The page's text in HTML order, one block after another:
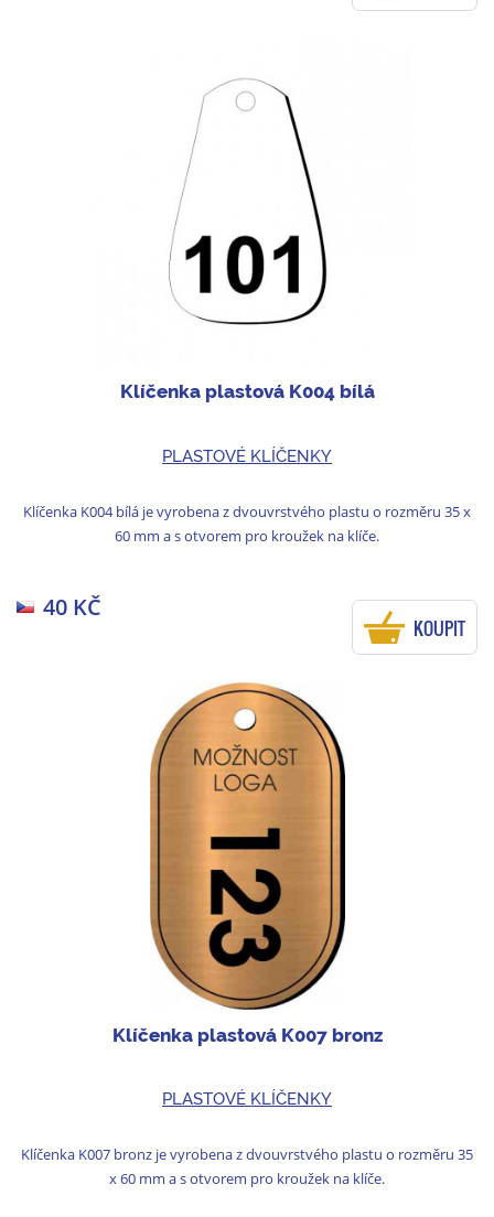
Klíčenka plastová K004 bílá
PLASTOVÉ KLÍČENKY
Klíčenka K004 bílá je vyrobena z dvouvrstvého plastu o rozměru 35 x
60 mm a s otvorem pro kroužek na klíče.
40 KČ
KOUPIT
Klíčenka plastová K007 bronz
PLASTOVÉ KLÍČENKY
Klíčenka K007 bronz je vyrobena z dvouvrstvého plastu o rozměru 35
x 60 mm a s otvorem pro kroužek na klíče.